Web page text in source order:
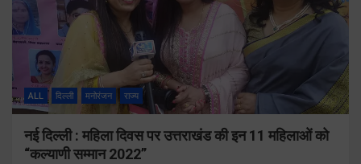
ALL दिल्ली मनोरंजन राज्य
नई दिल्ली : महिला दिवस पर उत्तराखंड की इन 11 महिलाओं को
“कल्याणी सम्मान 2022”